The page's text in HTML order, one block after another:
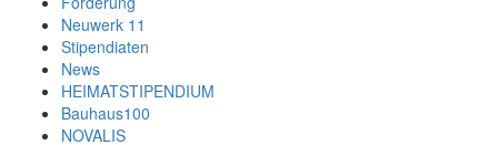
Neuwerk 11
Stipendiaten
News
HEIMATSTIPENDIUM
Bauhaus100
NOVALIS